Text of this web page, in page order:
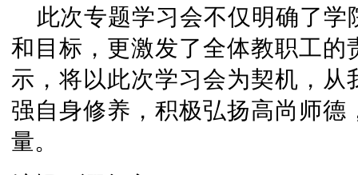
此次专题学习会不仅明确了
和目标，更激发了全体教职工
示，将以此次学习会为契机，
强自身修养，积极弘扬高尚师
量。